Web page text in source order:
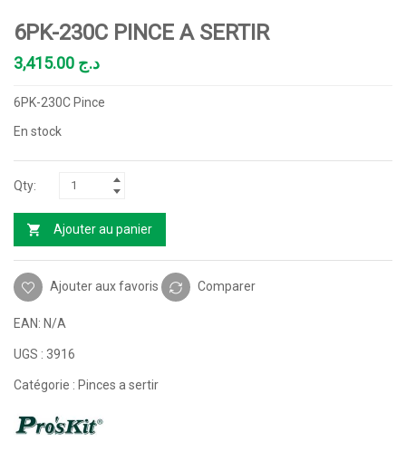
6PK-230C PINCE A SERTIR
د.ج
6PK-230C Pince
En stock
Ajouter au panier
Ajouter aux favoris Comparer
EAN: N/A
UGS : 3916
Catégorie : Pinces a sertir